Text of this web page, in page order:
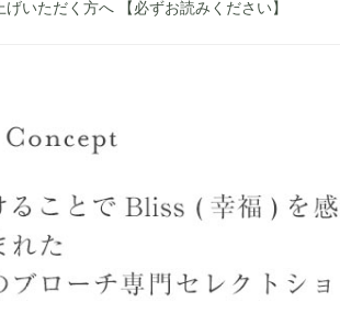
いただく方へ 【必ずお読みください】